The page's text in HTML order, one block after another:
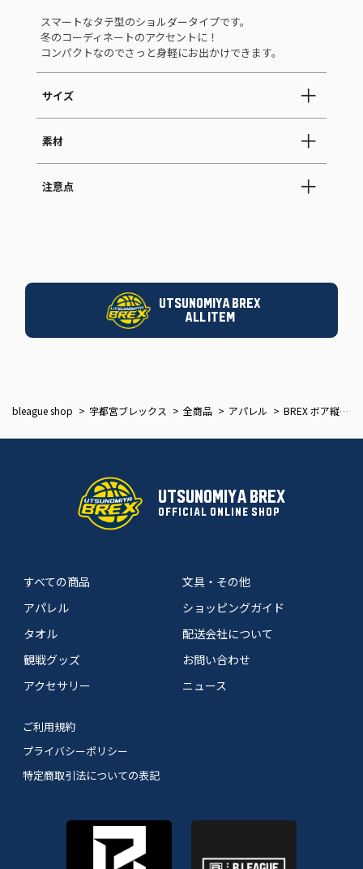
スマートなタテ型のショルダータイプです。
冬のコーディネートのアクセントに！
コンパクトなのでさっと身軽にお出かけできます。
サイズ
素材
注意点
UTSUNOMIYA BREX
ALL ITEM
bleague shop 宇都宮ブレックス 全商品 アパレル BREX ボア縦ショルダーバッグ
UTSUNOMIYA BREX
OFFICIAL ONLINE SHOP
すべての商品
アパレル
タオル
観戦グッズ
アクセサリー
文具・その他
ショッピングガイド
配送会社について
お問い合わせ
ニュース
ご利用規約
プライバシーポリシー
特定商取引法についての表記